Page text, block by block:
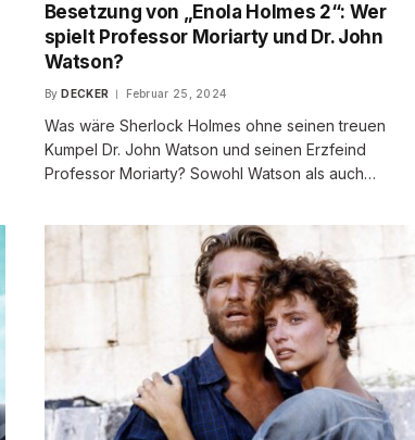
Besetzung von „Enola Holmes 2“: Wer
spielt Professor Moriarty und Dr. John
Watson?
By DECKER Februar 25, 2024
Was wäre Sherlock Holmes ohne seinen treuen
Kumpel Dr. John Watson und seinen Erzfeind
Professor Moriarty? Sowohl Watson als auch…